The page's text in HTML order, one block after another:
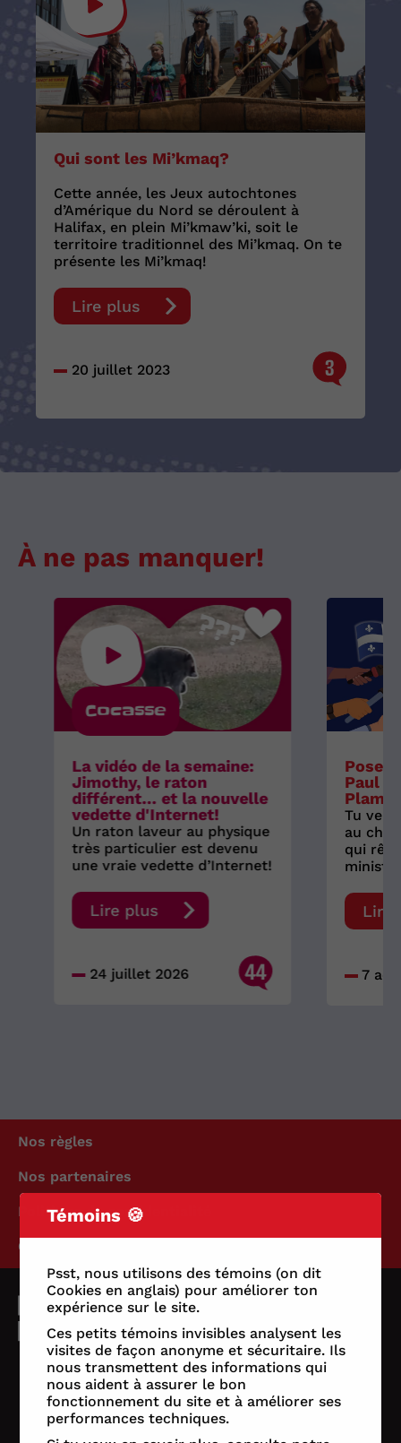
Qui sont les Mi’kmaq?
Cette année, les Jeux autochtones
d’Amérique du Nord se déroulent à
Halifax, en plein Mi’kmaw’ki, soit le
territoire traditionnel des Mi’kmaq. On te
présente les Mi’kmaq!
Lire plus
20 juillet 2023 3
À ne pas manquer!
Cocasse
La vidéo de la semaine:
Jimothy, le raton
différent… et la nouvelle
vedette d'Internet!
Un raton laveur au physique
très particulier est devenu
une vraie vedette d’Internet!
Lire plus
24 juillet 2026 44
Pose
Paul
Tu
au chef
qui
Lire
7
Nos règles
Nos partenaires
Politique de confidentialité
Conditions d'utilisation
Témoins 🍪
Psst, nous utilisons des témoins (on dit
Cookies en anglais) pour améliorer ton
expérience sur le site.
Ces petits témoins invisibles analysent les
visites de façon anonyme et sécuritaire. Ils
nous transmettent des informations qui
nous aident à assurer le bon
fonctionnement du site et à améliorer ses
performances techniques.